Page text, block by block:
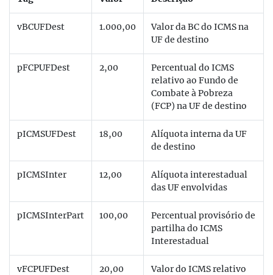
vBCUFDest 1.000,00
Valor da BC do ICMS na
UF de destino
pFCPUFDest 2,00
Percentual do ICMS
relativo ao Fundo de
Combate à Pobreza
(FCP) na UF de destino
pICMSUFDest 18,00
Alíquota interna da UF
de destino
pICMSInter 12,00
Alíquota interestadual
das UF envolvidas
pICMSInterPart 100,00
Percentual provisório de
partilha do ICMS
Interestadual
vFCPUFDest 20,00
Valor do ICMS relativo